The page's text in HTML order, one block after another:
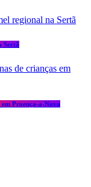
Sertã
Proença-a-Nova